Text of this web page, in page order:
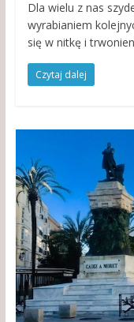
Dla wielu z nas
wyrabianiem
się w nitkę i
Czytaj dalej